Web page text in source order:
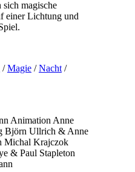
magische
einer Lichtung und
/Magie/Nacht/
AnimationAnne
Björn Ullrich & Anne
Michal Krajczok
& Paul Stapleton